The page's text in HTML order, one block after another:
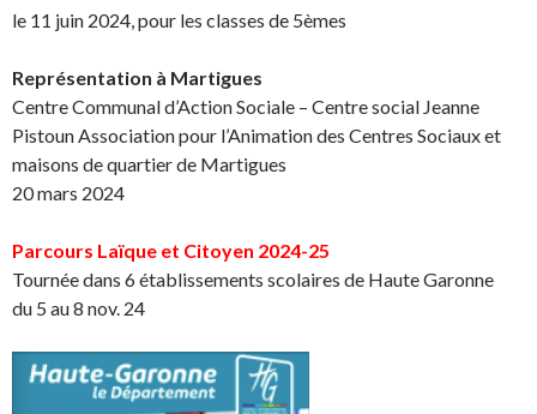
le 11 juin 2024, pour les classes de 5èmes
Représentation à Martigues
Centre Communal d’Action Sociale – Centre social Jeanne
Pistoun Association pour l’Animation des Centres Sociaux et
maisons de quartier de Martigues
20 mars 2024
Parcours Laïque et Citoyen 2024-25
Tournée dans 6 établissements scolaires de Haute Garonne
du 5 au 8 nov. 24